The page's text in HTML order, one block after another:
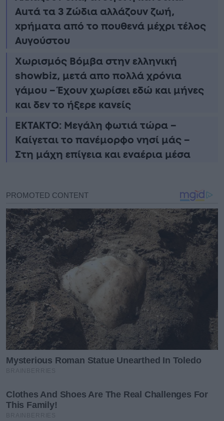
Αuτά τα 3 Zώδια αλλάζουν ζωή,
xpήματα από το πουθενά μέχρι τέλος
Αυγούστου
Χωρισμός Bóμβα στην ελληνική
showbiz, μετά απο πολλά χρόνια
γάμου – Έχουν χωρίσει εδώ και μήνες
και δεν το ήξερε κανείς
ΕΚΤΑΚΤΟ: Μεγάλη φωτιά τώρα –
Καίγεται το πανέμορφο νησί μάς –
Στη μάχη επίγεια και εναέρια μέσα